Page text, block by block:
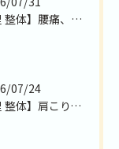
【富里 整体】腰痛、首の痛み、手指の痛み 他/70代男性/パ...
07/24
【富里 整体】肩こり、腰痛、首の痛み 他/30代女性/サービ...